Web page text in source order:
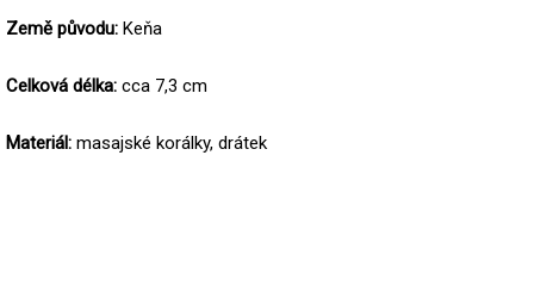
Země původu: Keňa
Celková délka: cca 7,3 cm
Materiál: masajské korálky, drátek